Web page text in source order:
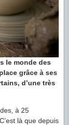
le monde des
grâce à ses
d’une très
à 25
là que depuis